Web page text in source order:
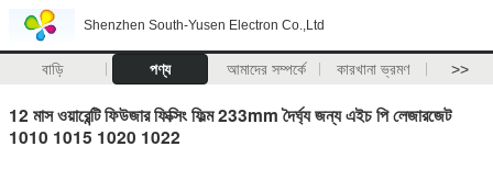
Shenzhen South-Yusen Electron Co.,Ltd
বাড়ি পণ্য আমাদের সম্পর্কে কারখানা ভ্রমণ >>
12 মাস ওয়ারেন্টি ফিউজার ফিক্সিং ফিল্ম 233mm দৈর্ঘ্য জন্য এইচ পি লেজারজেট
1010 1015 1020 1022